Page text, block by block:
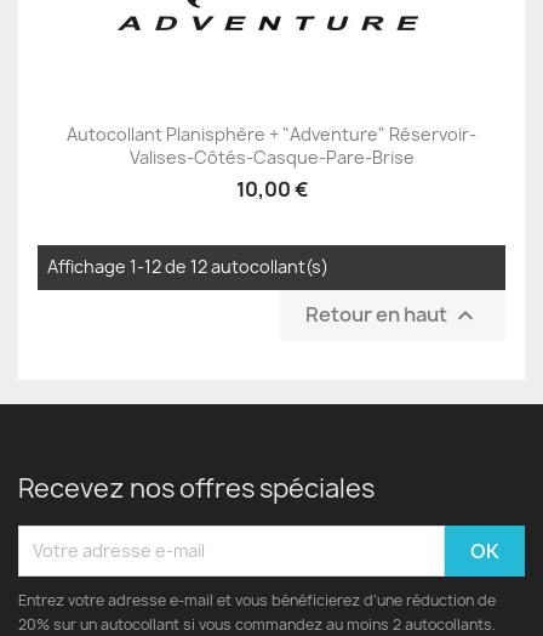
Autocollant Planisphère + "Adventure" Réservoir-
Valises-Côtés-Casque-Pare-Brise
10,00 €
Affichage 1-12 de 12 autocollant(s)
Retour en haut 
Recevez nos offres spéciales
Entrez votre adresse e-mail et vous bénéficierez d'une réduction de
20% sur un autocollant si vous commandez au moins 2 autocollants.